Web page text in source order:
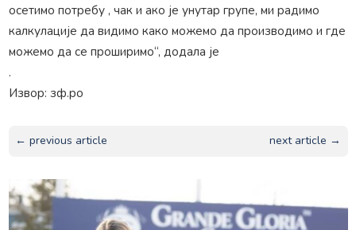
осетимо потребу , чак и ако је унутар групе, ми радимо
калкулације да видимо како можемо да производимо и где
можемо да се проширимо“, додала је
.
Извор: зф.ро
← previous article next article →